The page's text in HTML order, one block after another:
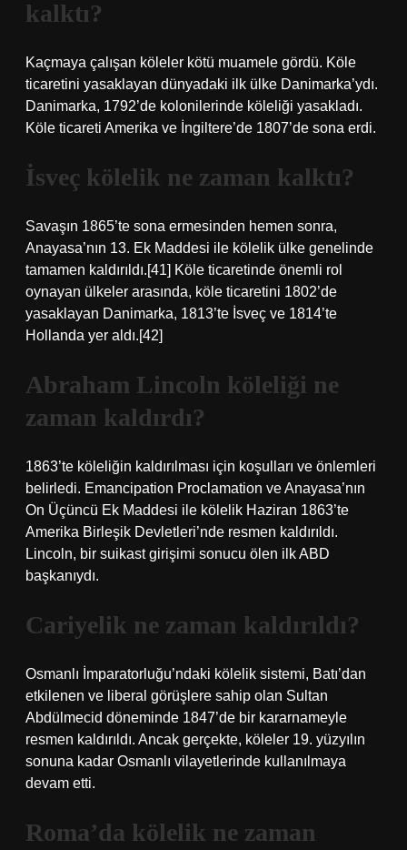
kalktı?
Kaçmaya çalışan köleler kötü muamele gördü. Köle
ticaretini yasaklayan dünyadaki ilk ülke Danimarka’ydı.
Danimarka, 1792’de kolonilerinde köleliği yasakladı.
Köle ticareti Amerika ve İngiltere’de 1807’de sona erdi.
İsveç kölelik ne zaman kalktı?
Savaşın 1865’te sona ermesinden hemen sonra,
Anayasa’nın 13. Ek Maddesi ile kölelik ülke genelinde
tamamen kaldırıldı.[41] Köle ticaretinde önemli rol
oynayan ülkeler arasında, köle ticaretini 1802’de
yasaklayan Danimarka, 1813’te İsveç ve 1814’te
Hollanda yer aldı.[42]
Abraham Lincoln köleliği ne
zaman kaldırdı?
1863’te köleliğin kaldırılması için koşulları ve önlemleri
belirledi. Emancipation Proclamation ve Anayasa’nın
On Üçüncü Ek Maddesi ile kölelik Haziran 1863’te
Amerika Birleşik Devletleri’nde resmen kaldırıldı.
Lincoln, bir suikast girişimi sonucu ölen ilk ABD
başkanıydı.
Cariyelik ne zaman kaldırıldı?
Osmanlı İmparatorluğu’ndaki kölelik sistemi, Batı’dan
etkilenen ve liberal görüşlere sahip olan Sultan
Abdülmecid döneminde 1847’de bir kararnameyle
resmen kaldırıldı. Ancak gerçekte, köleler 19. yüzyılın
sonuna kadar Osmanlı vilayetlerinde kullanılmaya
devam etti.
Roma’da kölelik ne zaman